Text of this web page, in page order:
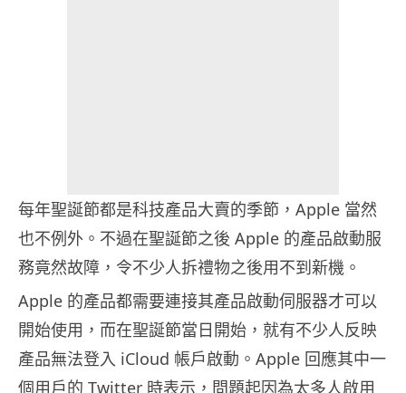
每年聖誕節都是科技產品大賣的季節，Apple 當然
也不例外。不過在聖誕節之後 Apple 的產品啟動服
務竟然故障，令不少人拆禮物之後用不到新機。
Apple 的產品都需要連接其產品啟動伺服器才可以
開始使用，而在聖誕節當日開始，就有不少人反映
產品無法登入 iCloud 帳戶啟動。Apple 回應其中一
個用戶的 Twitter 時表示，問題起因為太多人啟用